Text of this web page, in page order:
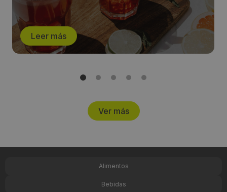
Leer más
Ver más
Alimentos
Bebidas